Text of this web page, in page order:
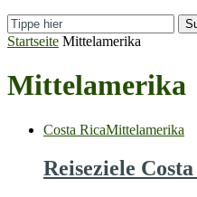
Startseite Mittelamerika
Mittelamerika
Costa RicaMittelamerika
Reiseziele